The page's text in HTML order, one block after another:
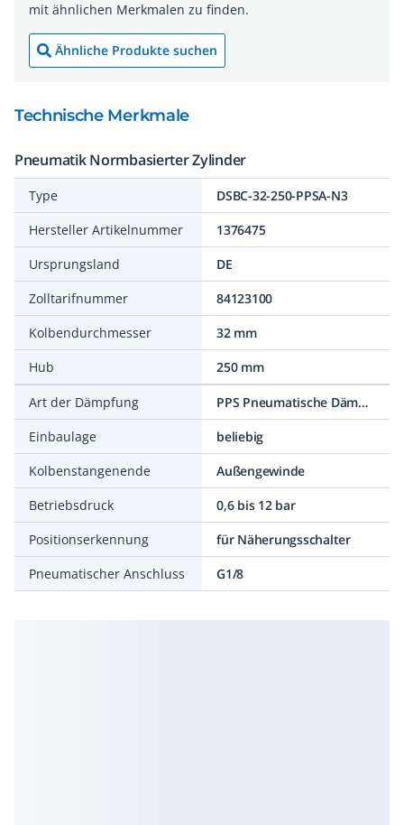
mit ähnlichen Merkmalen zu finden.
Ähnliche Produkte suchen
Technische Merkmale
Pneumatik Normbasierter Zylinder
Type
DSBC-32-250-PPSA-N3
Hersteller Artikelnummer
1376475
Ursprungsland
DE
Zolltarifnummer
84123100
Kolbendurchmesser
32 mm
Hub
250 mm
Art der Dämpfung
PPS Pneumatische Dämpfung selbsteinstellend
Einbaulage
beliebig
Kolbenstangenende
Außengewinde
Betriebsdruck
0,6 bis 12 bar
Positionserkennung
für Näherungsschalter
Pneumatischer Anschluss
G1/8